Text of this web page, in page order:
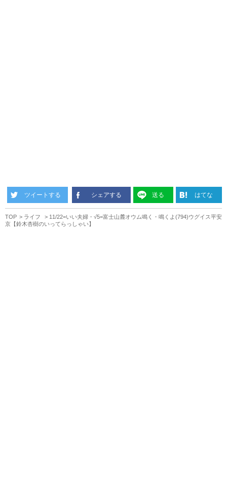
ツイートする シェアする 送る はてな
TOP ライフ
11/22=いい夫婦・√5=富士山麓オウム鳴く・鳴くよ(794)ウグイス平安
京【鈴木杏樹のいってらっしゃい】